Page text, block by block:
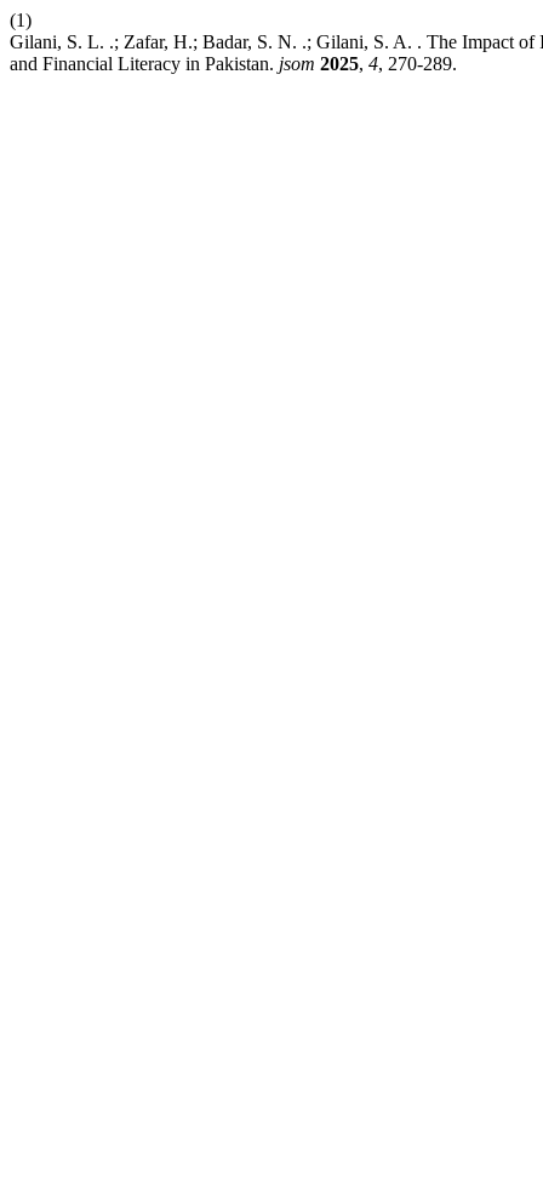
(1)
Gilani, S. L. .; Zafar, H.; Badar, S. N. .; Gilani, S. A. . The Impact
and Financial Literacy in Pakistan. jsom 2025, 4, 270-289.